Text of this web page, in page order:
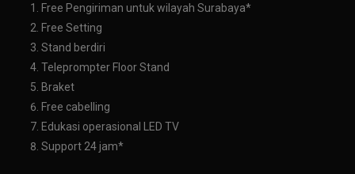
Free Pengiriman untuk wilayah Surabaya*
Free Setting
Stand berdiri
Teleprompter Floor Stand
Braket
Free cabelling
Edukasi operasional LED TV
Support 24 jam*